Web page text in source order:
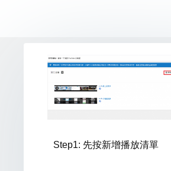
Step1: 先按新增播放清單